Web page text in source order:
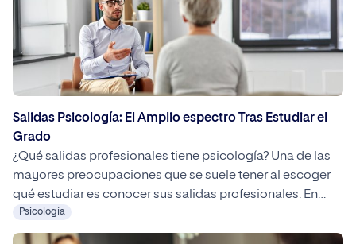
Salidas Psicología: El Amplio espectro Tras Estudiar el
Grado
¿Qué salidas profesionales tiene psicología? Una de las
mayores preocupaciones que se suele tener al escoger
qué estudiar es conocer sus salidas profesionales. En
este sentido, el grado en Psicología suele ser una opción
atractiva tanto por vocación como a nivel laboral. Sin
Psicología